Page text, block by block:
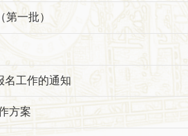
一批）
名工作的通知
方案